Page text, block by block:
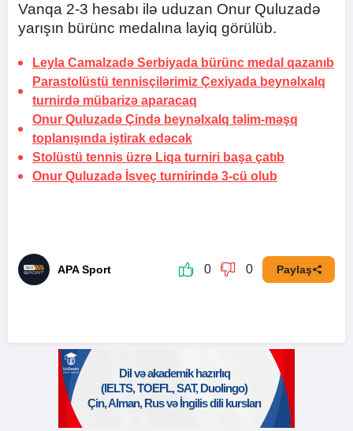
Vanqa 2-3 hesabı ilə uduzan Onur Quluzadə
yarışın bürünc medalına layiq görülüb.
Leyla Camalzadə Serbiyada bürünc medal qazanıb
Parastolüstü tennisçilərimiz Çexiyada beynəlxalq
turnirdə mübarizə aparacaq
Onur Quluzadə Çində beynəlxalq təlim-məşq
toplanışında iştirak edəcək
Stolüstü tennis üzrə Liqa turniri başa çatıb
Onur Quluzadə İsveç turnirində 3-cü olub
APA Sport 0 0 Paylaş